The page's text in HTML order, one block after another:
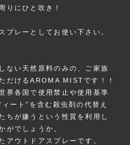
りにひと吹き！
プレーとしてお使い下さい。
ない天然原料のみの、ご家族
だけるAROMA MISTです！！
界各国で使用禁止や使用基準
ート”を含む殺虫剤の代替え
ちが嫌うという性質を利用し
がでしょうか。
アウトドアスプレーです。